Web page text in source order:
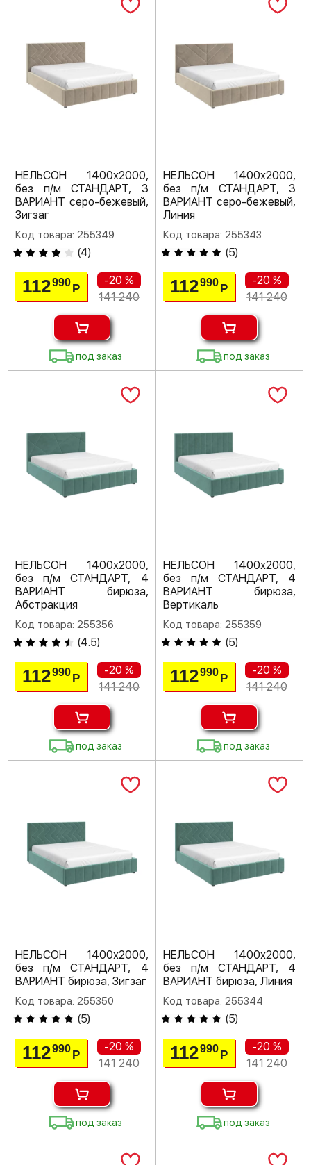
НЕЛЬСОН 1400х2000,
без п/м СТАНДАРТ, 3
ВАРИАНТ серо-бежевый,
Зигзаг
Код товара: 255349
(4)
112990Р
-20 %
141 240
под заказ
НЕЛЬСОН 1400х2000,
без п/м СТАНДАРТ, 3
ВАРИАНТ серо-бежевый,
Линия
Код товара: 255343
(5)
112990 Р
-20 %
141 240
под заказ
НЕЛЬСОН 1400х2000,
без п/м СТАНДАРТ, 4
ВАРИАНТ бирюза,
Абстракция
Код товара: 255356
(4.5)
112990Р
-20 %
141 240
под заказ
НЕЛЬСОН 1400х2000,
без п/м СТАНДАРТ, 4
ВАРИАНТ бирюза,
Вертикаль
Код товара: 255359
(5)
112990 Р
-20 %
141 240
под заказ
НЕЛЬСОН 1400х2000,
без п/м СТАНДАРТ, 4
ВАРИАНТ бирюза, Зигзаг
Код товара: 255350
(5)
112990Р
-20 %
141 240
под заказ
НЕЛЬСОН 1400х2000,
без п/м СТАНДАРТ, 4
ВАРИАНТ бирюза, Линия
Код товара: 255344
(5)
112990 Р
-20 %
141 240
под заказ